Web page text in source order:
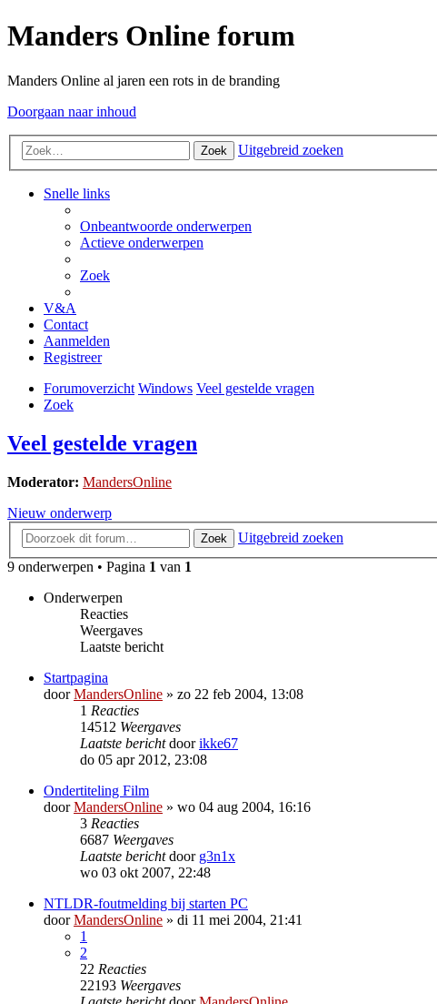
Manders Online forum
Manders Online al jaren een rots in de branding
Doorgaan naar inhoud
Zoek Uitgebreid zoeken
Snelle links
Onbeantwoorde onderwerpen
Actieve onderwerpen
Zoek
V&A
Contact
Aanmelden
Registreer
Forumoverzicht Windows Veel gestelde vragen
Zoek
Veel gestelde vragen
Moderator: MandersOnline
Nieuw onderwerp
Zoek
Uitgebreid zoeken
9 onderwerpen • Pagina 1 van 1
Onderwerpen
Reacties
Weergaves
Laatste bericht
Startpagina
doorMandersOnline » zo 22 feb 2004, 13:08
1 Reacties
14512 Weergaves
Laatste berichtdoorikke67
do 05 apr 2012, 23:08
Ondertiteling Film
doorMandersOnline » wo 04 aug 2004, 16:16
3 Reacties
6687 Weergaves
Laatste berichtdoor g3n1x
wo 03 okt 2007, 22:48
NTLDR-foutmelding bij starten PC
doorMandersOnline » di 11 mei 2004, 21:41
1
2
22 Reacties
22193 Weergaves